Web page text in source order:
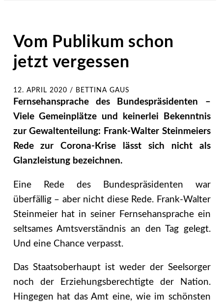
Vom Publikum schon
jetzt vergessen
12. APRIL 2020 / BETTINA GAUS
Fernsehansprache des Bundespräsidenten –
Viele Gemeinplätze und keinerlei Bekenntnis
zur Gewaltenteilung: Frank-Walter Steinmeiers
Rede zur Corona-Krise lässt sich nicht als
Glanzleistung bezeichnen.
Eine Rede des Bundespräsidenten war
überfällig – aber nicht diese Rede. Frank-Walter
Steinmeier hat in seiner Fernsehansprache ein
seltsames Amtsverständnis an den Tag gelegt.
Und eine Chance verpasst.
Das Staatsoberhaupt ist weder der Seelsorger
noch der Erziehungsberechtigte der Nation.
Hingegen hat das Amt eine, wie im schönsten